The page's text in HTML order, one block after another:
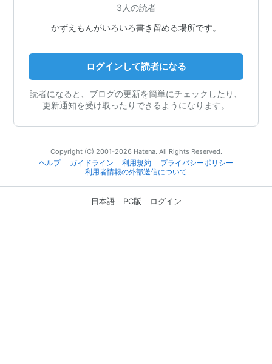
3人の読者
かずえもんがいろいろ書き留める場所です。
ログインして読者になる
読者になると、ブログの更新を簡単にチェックしたり、
更新通知を受け取ったりできるようになります。
Copyright (C) 2001-2026 Hatena. All Rights Reserved.
ヘルプ
ガイドライン 利用規約
プライバシーポリシー
利用者情報の外部送信について
日本語 PC版 ログイン